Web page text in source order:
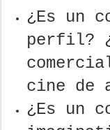
¿Es un
perfil?
cine de
¿Es un